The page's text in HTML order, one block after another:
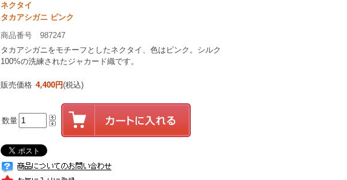
ネクタイ
タカアシガニ ピンク
商品番号 987247
タカアシガニをモチーフとしたネクタイ、色はピンク。シルク
100%の洗練されたジャカード織です。
販売価格 4,400円(税込)
数量